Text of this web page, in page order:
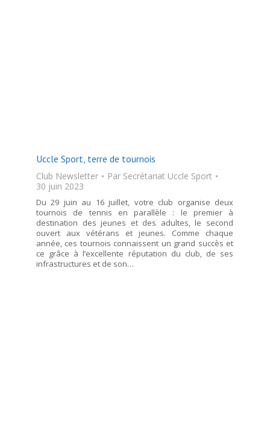
Uccle Sport, terre de tournois
Club Newsletter Par Secrétariat Uccle Sport
30 juin 2023
Du 29 juin au 16 juillet, votre club organise deux
tournois de tennis en parallèle : le premier à
destination des jeunes et des adultes, le second
ouvert aux vétérans et jeunes. Comme chaque
année, ces tournois connaissent un grand succès et
ce grâce à l’excellente réputation du club, de ses
infrastructures et de son…